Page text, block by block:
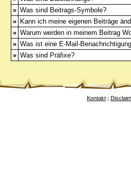
» Was sind Beitrags-Symbole?
» Kann ich meine eigenen Beiträge
» Warum werden in meinem Beitrag
» Was ist eine E-Mail-
» Was sind Präfixe?
Kontakt |